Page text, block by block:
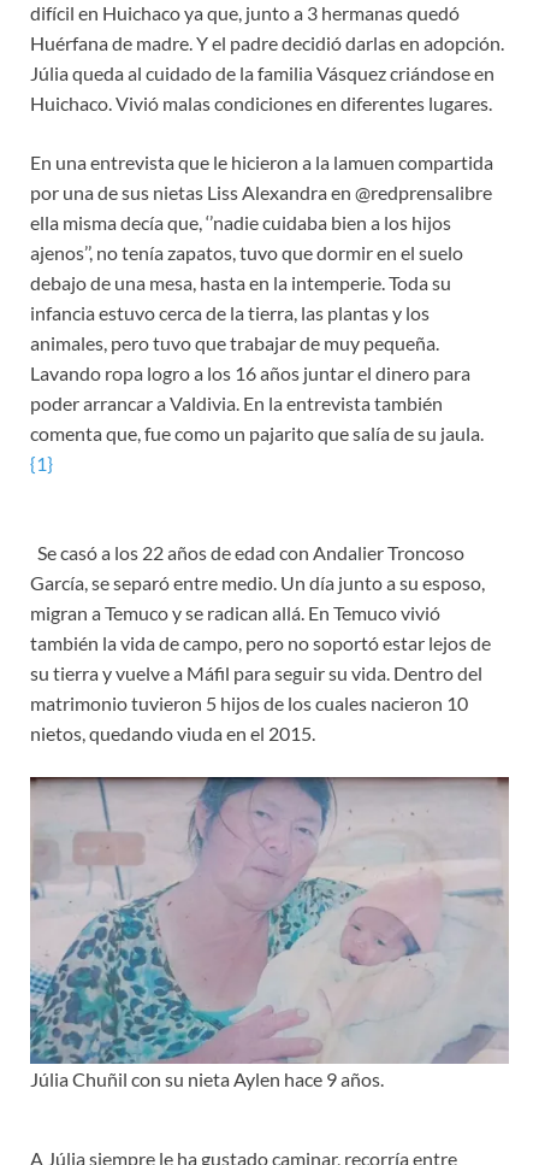
difícil en Huichaco ya que, junto a 3 hermanas quedó
Huérfana de madre. Y el padre decidió darlas en adopción.
Júlia queda al cuidado de la familia Vásquez criándose en
Huichaco. Vivió malas condiciones en diferentes lugares.
En una entrevista que le hicieron a la lamuen compartida
por una de sus nietas Liss Alexandra en @redprensalibre
ella misma decía que, ‘’nadie cuidaba bien a los hijos
ajenos’’, no tenía zapatos, tuvo que dormir en el suelo
debajo de una mesa, hasta en la intemperie. Toda su
infancia estuvo cerca de la tierra, las plantas y los
animales, pero tuvo que trabajar de muy pequeña.
Lavando ropa logro a los 16 años juntar el dinero para
poder arrancar a Valdivia. En la entrevista también
comenta que, fue como un pajarito que salía de su jaula.
{1}
Se casó a los 22 años de edad con Andalier Troncoso
García, se separó entre medio. Un día junto a su esposo,
migran a Temuco y se radican allá. En Temuco vivió
también la vida de campo, pero no soportó estar lejos de
su tierra y vuelve a Máfil para seguir su vida. Dentro del
matrimonio tuvieron 5 hijos de los cuales nacieron 10
nietos, quedando viuda en el 2015.
Júlia Chuñil con su nieta Aylen hace 9 años.
A Júlia siempre le ha gustado caminar, recorría entre